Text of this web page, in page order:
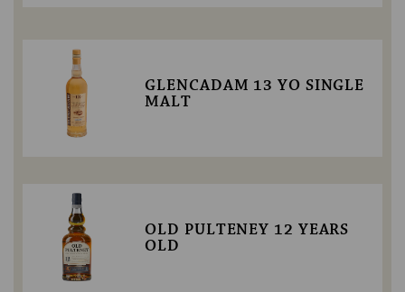
GLENCADAM 13 YO SINGLE
MALT
OLD PULTENEY 12 YEARS
OLD